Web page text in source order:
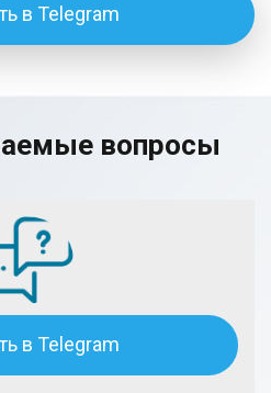
в Telegram
вопросы
в Telegram